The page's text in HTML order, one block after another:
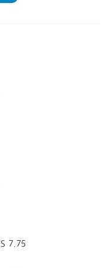
7.75